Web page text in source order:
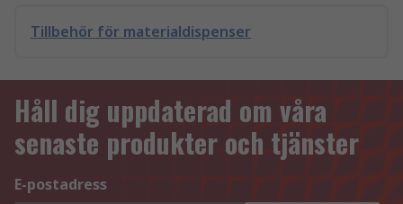
Tillbehör för materialdispenser
Håll dig uppdaterad om våra
senaste produkter och tjänster
E-postadress